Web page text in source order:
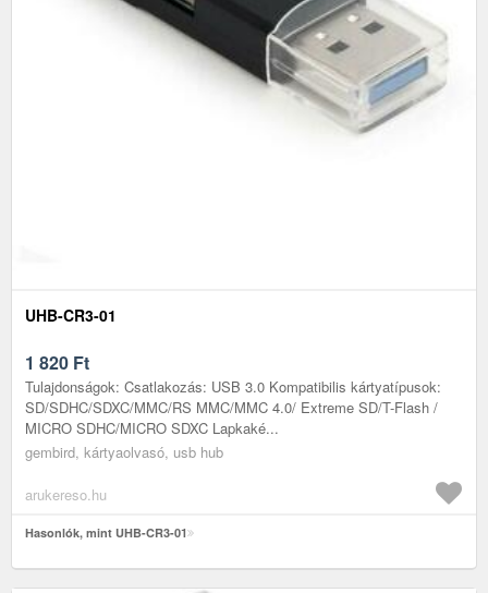
UHB-CR3-01
1 820 Ft
Tulajdonságok: Csatlakozás: USB 3.0 Kompatibilis kártyatípusok:
SD/SDHC/SDXC/MMC/RS MMC/MMC 4.0/ Extreme SD/T-Flash /
MICRO SDHC/MICRO SDXC Lapkaké...
gembird, kártyaolvasó, usb hub
arukereso.hu
Hasonlók, mint UHB-CR3-01